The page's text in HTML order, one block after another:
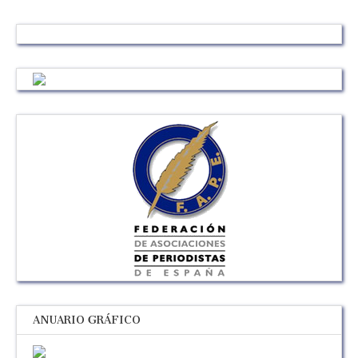
ANUARIO GRÁFICO